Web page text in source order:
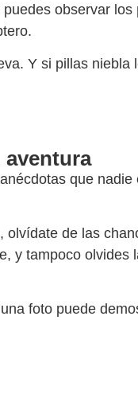
puedes observar los
Y si pillas niebla
aventura
que
, olvídate de las
y tampoco olvides
foto puede